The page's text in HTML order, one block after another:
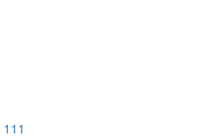
111